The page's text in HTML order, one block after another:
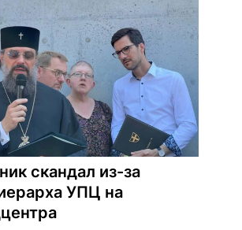
скандал из-за
УПЦ на